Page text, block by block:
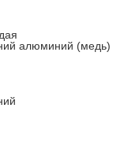
алюминий (медь)